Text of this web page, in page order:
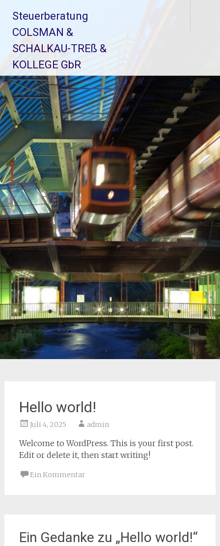
Inhalt
springen
Steuerberatung
COLSMAN &
SCHALKAU-TREß &
KOLLEGE GbR
Hello world!
Juli 4, 2025 admin
Welcome to WordPress. This is your first post.
Edit or delete it, then start writing!
Ein Kommentar
Ein Gedanke zu „Hello world!“